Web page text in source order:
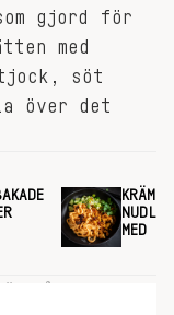
gjord för
med
söt
över det
MED